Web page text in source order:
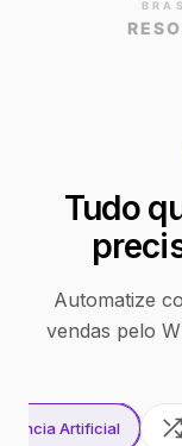
Tudo
Automatize
vendas pelo
Artificial